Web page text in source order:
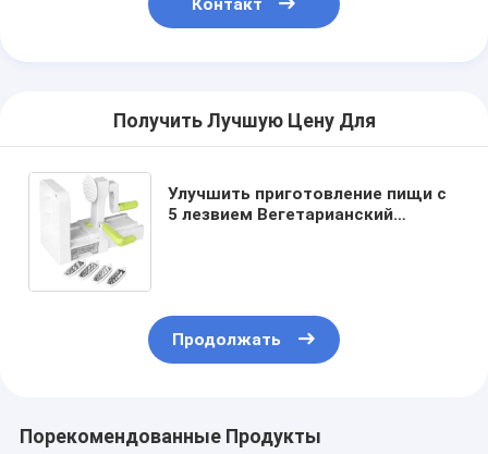
Контакт
Получить Лучшую Цену Для
Улучшить приготовление пищи с
5 лезвием Вегетарианский
Продолжать
Порекомендованные Продукты